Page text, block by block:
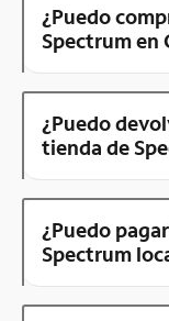
¿Puedo
Spectrum en
¿Puedo
tienda de
¿Puedo
Spectrum